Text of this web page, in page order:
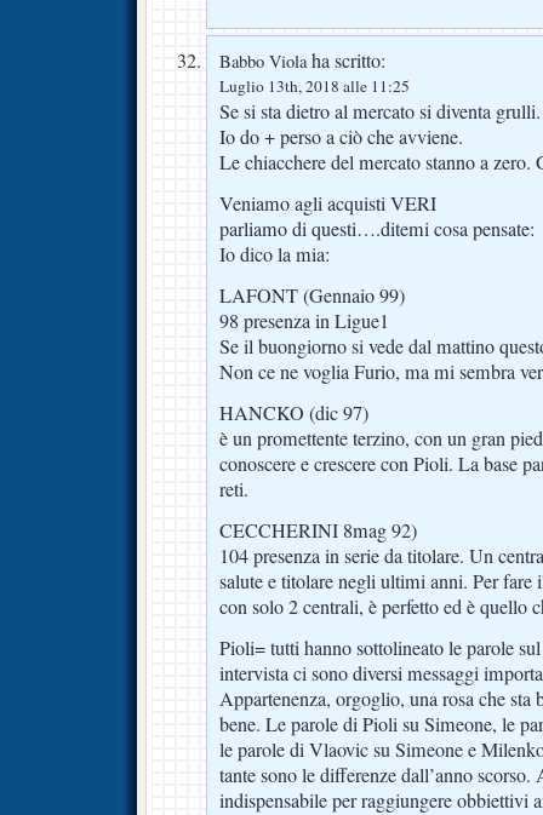
Babbo Violaha scritto:
Luglio 13th, 2018 alle 11:25
Se si sta dietro al mercato si diventa grulli.
Io do + perso a ciò che avviene.
Le chiacchere del mercato stanno a zero.
Veniamo agli acquisti VERI
parliamo di questi….ditemi cosa pensate:
Io dico la mia:
LAFONT (Gennaio 99)
98 presenza in Ligue1
Se il buongiorno si vede dal mattino
Non ce ne voglia Furio, ma mi sembra
HANCKO (dic 97)
è un promettente terzino, con un gran
conoscere e crescere con Pioli. La base
reti.
CECCHERINI 8mag 92)
104 presenza in serie da titolare. Un
salute e titolare negli ultimi anni. Per fare
con solo 2 centrali, è perfetto ed è quello
Pioli= tutti hanno sottolineato le parole
intervista ci sono diversi messaggi
Appartenenza, orgoglio, una rosa che sta
bene. Le parole di Pioli su Simeone, le
le parole di Vlaovic su Simeone e
tante sono le differenze dall’anno scorso.
indispensabile per raggiungere obbiettivi